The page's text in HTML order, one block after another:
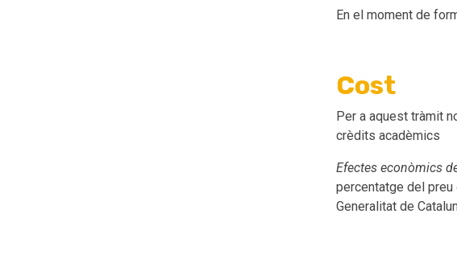
En el moment de
Cost
Per a aquest tràmit
crèdits acadèmics
Efectes econòmics
percentatge del
Generalitat de